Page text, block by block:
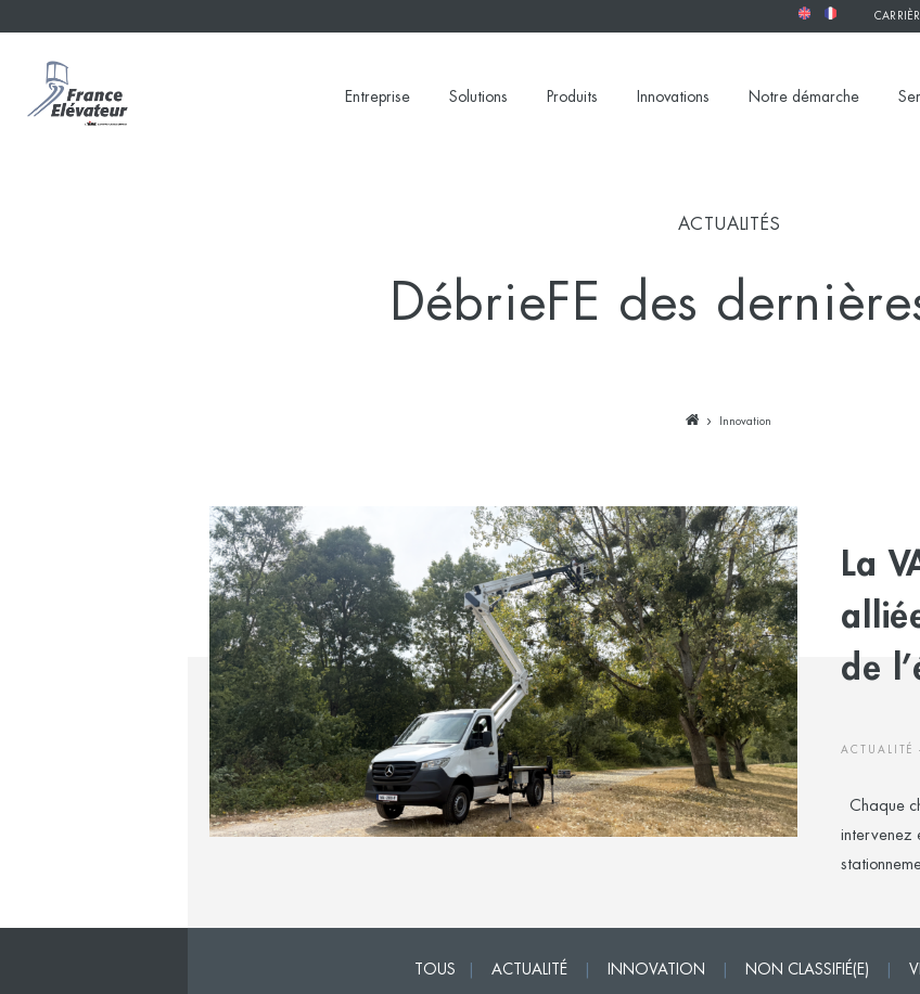
Entreprise Solutions Produits Innovations Notre démarche
ACTUALITÉS
DébrieFE des
Innovation
La
de
Chaque
intervenez
TOUS ACTUALITÉ INNOVATION NON CLASSIFIÉ(E)